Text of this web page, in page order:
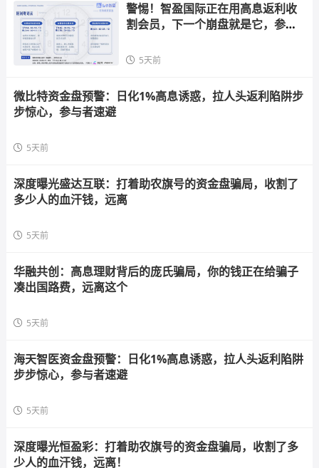
警惕！智盈国际正在用高息返利收
割会员，下一个崩盘就是它，参与
5天前
微比特资金盘预警：日化1%高息诱惑，拉人头返利陷阱步
步惊心，参与者速避
5天前
深度曝光盛达互联：打着助农旗号的资金盘骗局，收割了
多少人的血汗钱，远离
5天前
华融共创：高息理财背后的庞氏骗局，你的钱正在给骗子
凑出国路费，远离这个
5天前
海天智医资金盘预警：日化1%高息诱惑，拉人头返利陷阱
步步惊心，参与者速避
5天前
深度曝光恒盈彩：打着助农旗号的资金盘骗局，收割了多
少人的血汗钱，远离！